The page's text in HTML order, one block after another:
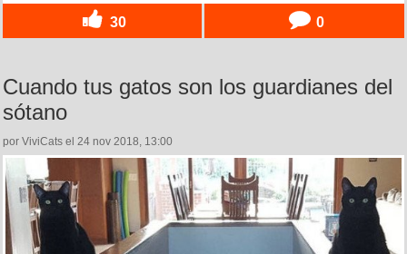
30 0
Cuando tus gatos son los guardianes del
sótano
por ViviCats el 24 nov 2018, 13:00